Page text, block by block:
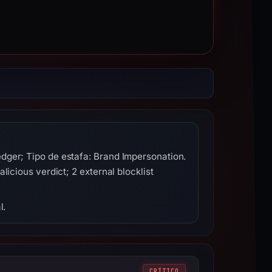
Tipo de estafa: Brand Impersonation.
verdict; 2 external blocklist